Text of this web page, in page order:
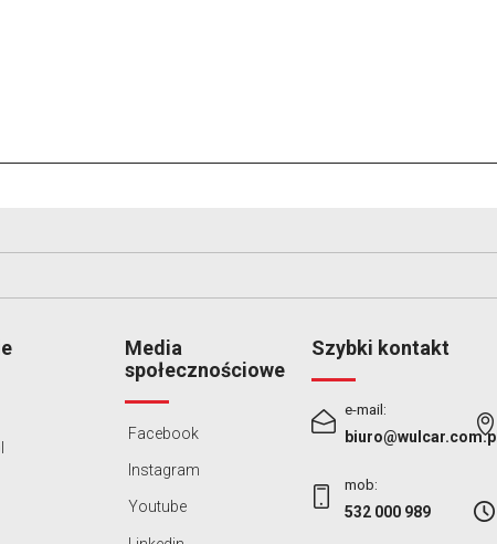
Media
społecznościowe
Facebook
Instagram
Youtube
Szybki kontakt
e-mail:
biuro@wulcar.com.pl
mob:
532 000 989